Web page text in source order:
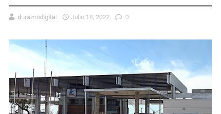
duraznodigital Julio 18, 2022 0